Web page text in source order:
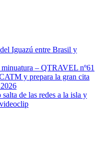
Iguazú entre Brasil y
– QTRAVEL nº61
y prepara la gran cita
de las redes a la isla y